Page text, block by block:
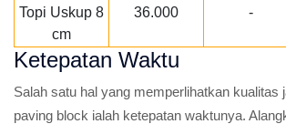
Topi Uskup 8
cm
36.000 -
Ketepatan Waktu
Salah satu hal yang memperlihatkan kualitas
paving block ialah ketepatan waktunya.